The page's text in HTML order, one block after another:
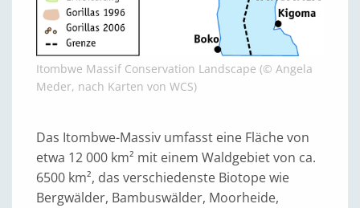
Itombwe Massif Conservation Landscape (© Angela
Meder, nach Karten von WCS)
Das Itombwe-Massiv umfasst eine Fläche von
etwa 12 000 km² mit einem Waldgebiet von ca.
6500 km², das verschiedenste Biotope wie
Bergwälder, Bambuswälder, Moorheide,